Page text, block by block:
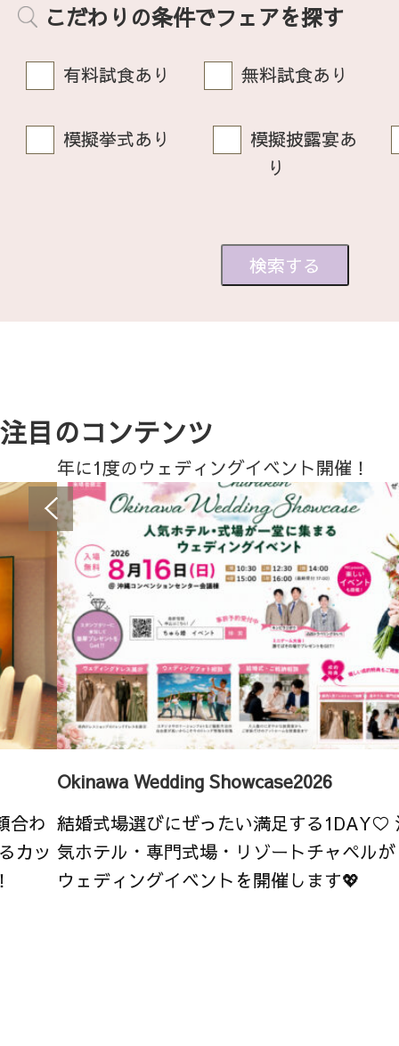
こだわりの条件でフェアを探す
有料試食あり 無料試食あり
模擬挙式あり
模擬披露宴あ
り
注目のコンテンツ
合わ
カッ
年に1度のウェディングイベント開催！
Okinawa Wedding Showcase2026
結婚式場選びにぜったい満足する1DAY♡
気ホテル・専門式場・リゾートチャペル
ウェディングイベントを開催します💖